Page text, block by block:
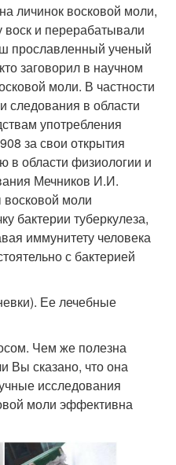
личинок восковой моли,
и перерабатывали
прославленный ученый
заговорил в научном
моли. В частности
следования в области
употребления
за свои открытия
в области физиологии и
Мечников И.И.
моли
бактерии туберкулеза,
иммунитету человека
с бактерией
Ее лечебные
Чем же полезна
Вы сказано, что она
исследования
моли эффективна